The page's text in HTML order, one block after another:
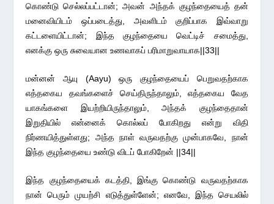
கொண்டு செல்லப்பட்டான்; அவன் அந்தக் குழந்தையைத் தன்
மனைவியிடம் ஒப்படைத்து, அவளிடம் குறிப்பாக இவ்வாறு
கட்டளையிட்டான்; இந்த குழந்தையை வெட்டிச் சமைத்து,
எனக்கு ஒரு சுவையான உணவாகப் பரிமாறுவாயாக||33||
மன்னன் ஆயு (Aayu) ஒரு குழந்தையைப் பெறுவதற்காக
எத்தகைய தவங்களைச் செய்திருந்தாலும், எத்தகைய வேத
யாகங்களை இயற்றியிருந்தாலும், அந்தக் குழந்தைதான்
இறுதியில் என்னைக் கொல்லப் போகிறது என்று விதி
நிர்ணயித்துள்ளது; அந்த நாள் வருவதற்கு முன்பாகவே, நான்
இந்த குழந்தையை உண்டு விடப் போகிறேன் ||34||
இந்த குழந்தையைக் கடத்தி, இங்கு கொண்டு வருவதற்காக
நான் பெரும் முயற்சி எடுத்துள்ளேன்; எனவே, இந்த செயலில்